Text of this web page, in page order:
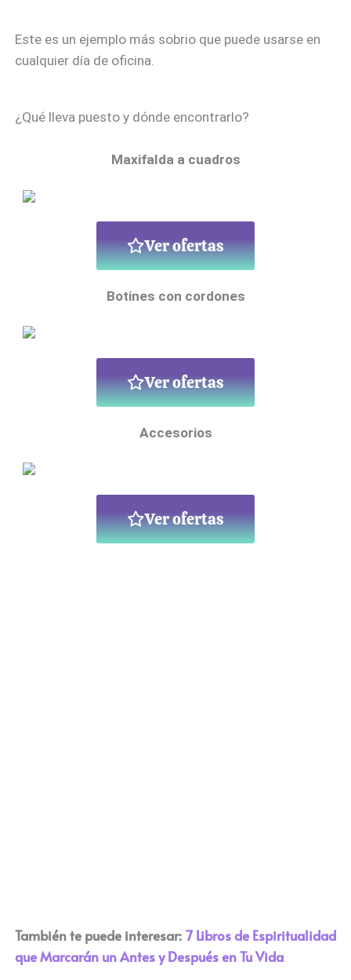
Este es un ejemplo más sobrio que puede usarse en
cualquier día de oficina.
¿Qué lleva puesto y dónde encontrarlo?
Maxifalda a cuadros
Ver ofertas
Botines con cordones
Ver ofertas
Accesorios
Ver ofertas
También te puede interesar: 7 Libros de Espiritualidad
que Marcarán un Antes y Después en Tu Vida